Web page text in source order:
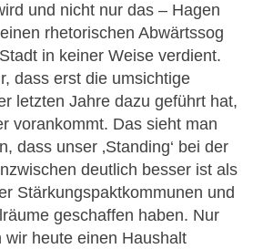
und nicht nur das – Hagen
rhetorischen Abwärtssog
in keiner Weise verdient.
dass erst die umsichtige
letzten Jahre dazu geführt hat,
vorankommt. Das sieht man
dass unser ‚Standing‘ bei der
deutlich besser ist als
Stärkungspaktkommunen und
geschaffen haben. Nur
wir heute einen Haushalt